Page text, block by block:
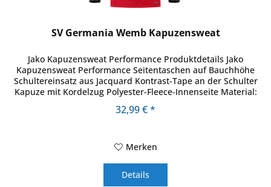
SV Germania Wemb Kapuzensweat
Jako Kapuzensweat Performance Produktdetails Jako
Kapuzensweat Performance Seitentaschen auf Bauchhöhe
Schultereinsatz aus Jacquard Kontrast-Tape an der Schulter
Kapuze mit Kordelzug Polyester-Fleece-Innenseite Material:
32,99 € *
Merken
Details